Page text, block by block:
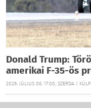
Donald Trump:
amerikai F-35-ös
2026. JÚLIUS 08. 17:00, SZERDA |